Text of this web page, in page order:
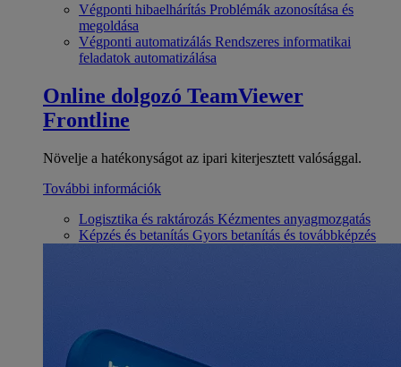
Végponti hibaelhárítás Problémák azonosítása és
megoldása
Végponti automatizálás Rendszeres informatikai
feladatok automatizálása
Online dolgozó TeamViewer
Frontline
Növelje a hatékonyságot az ipari kiterjesztett valósággal.
További információk
Logisztika és raktározás Kézmentes anyagmozgatás
Képzés és betanítás Gyors betanítás és továbbképzés